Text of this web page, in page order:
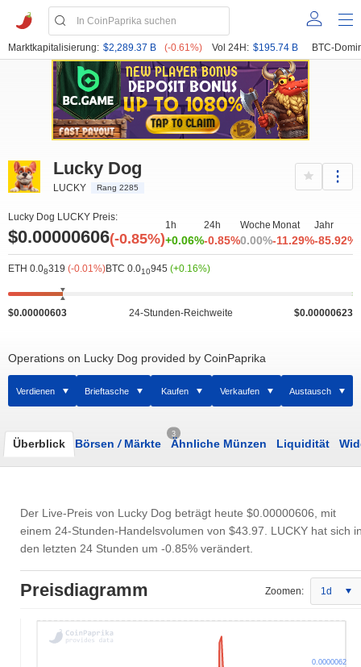
Marktkapitalisierung: $2,289.37 B (-0.61%) Vol 24H: $195.74 B BTC-
Lucky Dog
LUCKY Rang 2285
Lucky Dog LUCKY Preis:
$0.00000606(-0.85%)
1h
+0.06%
24h
-0.85%
Woche
0.00%
Monat
-11.29%
Jahr
-85.92%
ETH 0.08319 (-0.01%)BTC 0.010945 (+0.16%)
$0.00000603 24-Stunden-Reichweite $0.00000623
Operations on Lucky Dog provided by CoinPaprika
Verdienen Brieftasche Kaufen Verkaufen Austausch
Überblick Börsen /Märkte
3
Ähnliche Münzen Liquidität
Der Live-Preis von Lucky Dog beträgt heute $0.00000606 , mit
einem 24-Stunden-Handelsvolumen von $43.97 . LUCKY hat sich
den letzten 24 Stunden um -0.85% verändert.
Preisdiagramm Zoomen: 1d
0.0000062